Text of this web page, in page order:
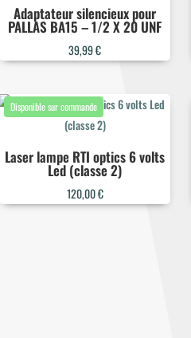
Adaptateur silencieux pour
PALLAS BA15 – 1/2 X 20 UNF
39,99€
Laser lampe RTI optics 6 volts
Led (classe 2)
120,00€